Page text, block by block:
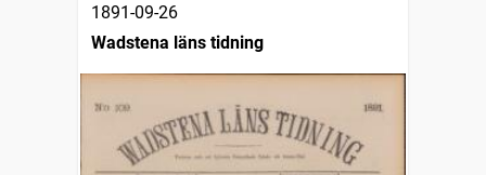
1891-09-26
Wadstena läns tidning